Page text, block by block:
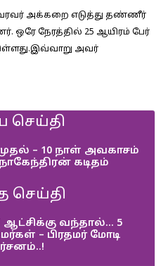
அக்கறை எடுத்து தண்ணீர்
ஒரே நேரத்தில் 25 ஆயிரம் பேர்
அவர்
செய்தி
– 10 நாள் அவகாசம்
கடிதம்
செய்தி
வந்தால்… 5
– பிரதமர் மோடி